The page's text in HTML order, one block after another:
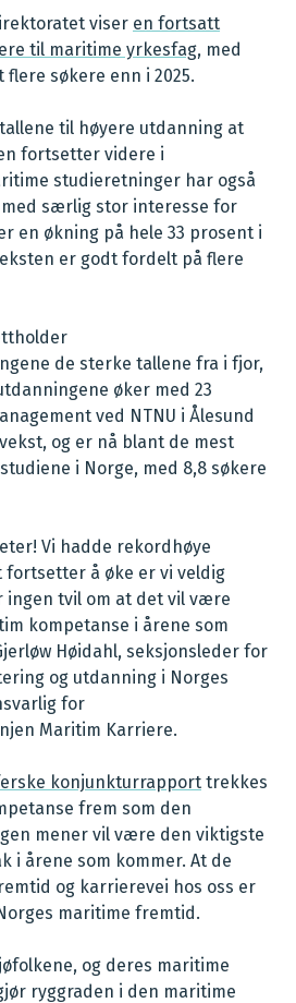
viser en fortsatt
til maritime yrkesfag, med
flere søkere enn i 2025.
til høyere utdanning at
fortsetter videre i
studieretninger har også
særlig stor interesse for
en økning på hele 33 prosent i
er godt fordelt på flere
de sterke tallene fra i fjor,
øker med 23
ved NTNU i Ålesund
og er nå blant de mest
i Norge, med 8,8 søkere
Vi hadde rekordhøye
å øke er vi veldig
ingen tvil om at det vil være
kompetanse i årene som
Høidahl, seksjonsleder for
og utdanning i Norges
for
Maritim Karriere.
konjunkturrapport trekkes
frem som den
mener vil være den viktigste
i årene som kommer. At de
og karrierevei hos oss er
maritime fremtid.
og deres maritime
ryggraden i den maritime